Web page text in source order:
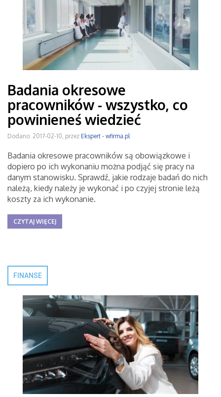
Badania okresowe
pracowników - wszystko, co
powinieneś wiedzieć
Dodano: 2017-02-10, przez Ekspert - wfirma.pl
Badania okresowe pracowników są obowiązkowe i
dopiero po ich wykonaniu można podjąć się pracy na
danym stanowisku. Sprawdź, jakie rodzaje badań do nich
należą, kiedy należy je wykonać i po czyjej stronie leżą
koszty za ich wykonanie.
CZYTAJ WIĘCEJ
FINANSE